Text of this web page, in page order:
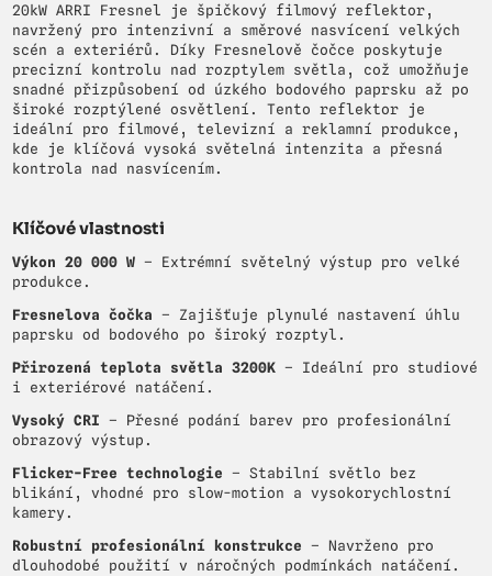
20kW ARRI Fresnel je špičkový filmový reflektor,
navržený pro intenzivní a směrové nasvícení velkých
scén a exteriérů. Díky Fresnelově čočce poskytuje
precizní kontrolu nad rozptylem světla, což umožňuje
snadné přizpůsobení od úzkého bodového paprsku až po
široké rozptýlené osvětlení. Tento reflektor je
ideální pro filmové, televizní a reklamní produkce,
kde je klíčová vysoká světelná intenzita a přesná
kontrola nad nasvícením.
Klíčové vlastnosti
Výkon 20 000 W – Extrémní světelný výstup pro velké
produkce.
Fresnelova čočka – Zajišťuje plynulé nastavení úhlu
paprsku od bodového po široký rozptyl.
Přirozená teplota světla 3200K – Ideální pro studiové
i exteriérové natáčení.
Vysoký CRI – Přesné podání barev pro profesionální
obrazový výstup.
Flicker-Free technologie – Stabilní světlo bez
blikání, vhodné pro slow-motion a vysokorychlostní
kamery.
Robustní profesionální konstrukce – Navrženo pro
dlouhodobé použití v náročných podmínkách natáčení.